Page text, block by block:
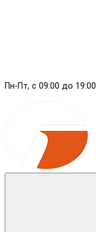
Пн-Пт, с 09:00 до 19:00